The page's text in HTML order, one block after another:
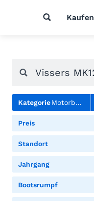
Kaufen
KategorieMotorboote
Preis
Standort
Jahrgang
Bootsrumpf